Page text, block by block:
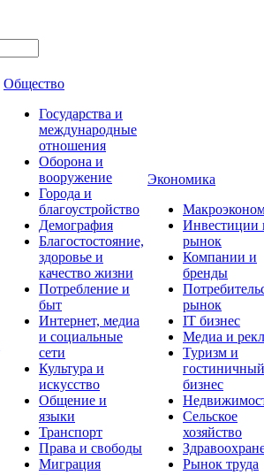
Общество
Государства и
международные
отношения
Оборона и
вооружение
Города и
благоустройство
Демография
Благостостояние,
здоровье и
качество жизни
Потребление и
быт
Интернет, медиа
и социальные
сети
Культура и
искусство
Общение и
языки
Транспорт
Права и свободы
Миграция
Экономика
Инвестиции
рынок
Компании и
бренды
рынок
IT бизнес
Медиа и
Туризм и
гостиничный
бизнес
Сельское
хозяйство
Рынок труда